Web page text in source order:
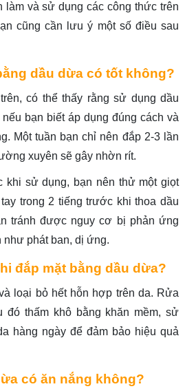
làm và sử dụng các công thức trên
cũng cần lưu ý một số điều sau
dầu dừa có tốt không?
có thể thấy rằng sử dụng dầu
bạn biết áp dụng đúng cách và
Một tuần bạn chỉ nên đắp 2-3 lần
xuyên sẽ gây nhờn rít.
khi sử dụng, bạn nên thử một giọt
trong 2 tiếng trước khi thoa dầu
tránh được nguy cơ bị phản ứng
như phát ban, dị ứng.
đắp mặt bằng dầu dừa?
loại bỏ hết hỗn hợp trên da. Rửa
đó thấm khô bằng khăn mềm, sử
hàng ngày để đảm bảo hiệu quả
có ăn nắng không?